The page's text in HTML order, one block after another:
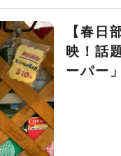
【春日
映！話
ーパー